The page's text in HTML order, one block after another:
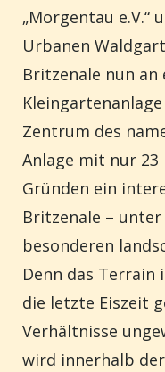
„Morgentau e.V.“
Urbanen
Britzenale nun an
Zentrum des
Anlage mit nur 23
Gründen ein
Britzenale –
besonderen
Denn das
die letzte Eiszeit
Verhältnisse
wird innerhalb